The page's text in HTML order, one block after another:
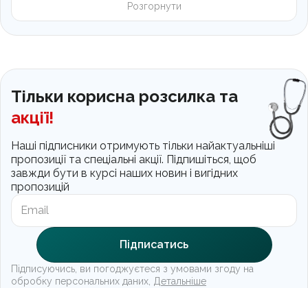
Розгорнути
Тільки корисна розсилка та
акції!
Наші підписники отримують тільки найактуальніші
пропозиції та спеціальні акції. Підпишіться, щоб
завжди бути в курсі наших новин і вигідних
пропозицій
Підписуючись, ви погоджуєтеся з умовами згоду на
обробку персональних даних, Детальніше
Підписатись